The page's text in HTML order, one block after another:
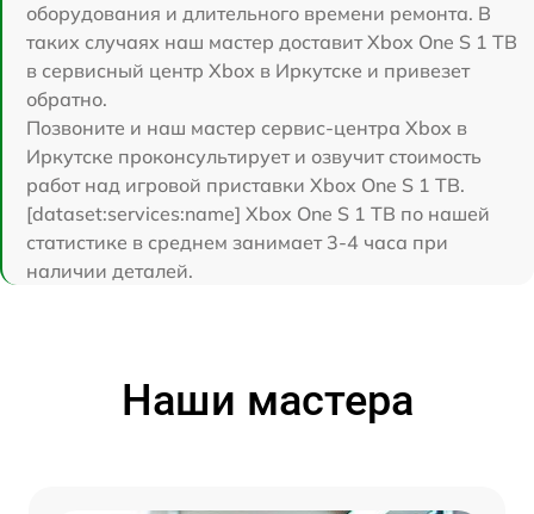
оборудования и длительного времени ремонта. В
таких случаях наш мастер доставит Xbox One S 1 TB
в сервисный центр Xbox в Иркутске и привезет
обратно.
Позвоните и наш мастер сервис-центра Xbox в
Иркутске проконсультирует и озвучит стоимость
работ над игровой приставки Xbox One S 1 TB.
[dataset:services:name] Xbox One S 1 TB по нашей
статистике в среднем занимает 3-4 часа при
наличии деталей.
Наши мастера